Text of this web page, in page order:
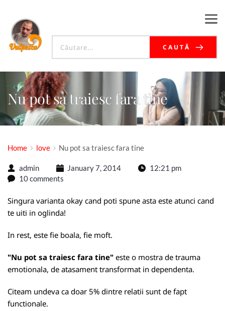
CAUTĂ
Nu pot sa traiesc fara tine
Home love Nu pot sa traiesc fara tine
admin January 7, 2014
12:21 pm
10 comments
Singura varianta okay cand poti spune asta este atunci cand
te uiti in oglinda!
In rest, este fie boala, fie moft.
"Nu pot sa traiesc fara tine" este o mostra de trauma
emotionala, de atasament transformat in dependenta.
Citeam undeva ca doar 5% dintre relatii sunt de fapt
functionale.